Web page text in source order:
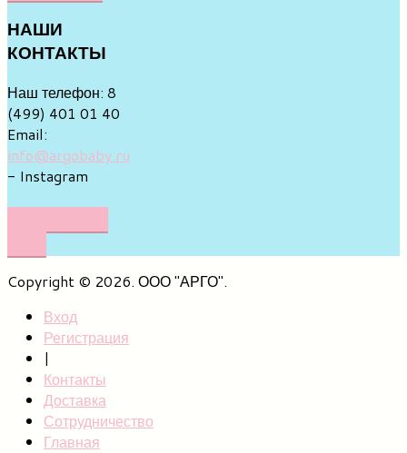
НАШИ
КОНТАКТЫ
Наш телефон: 8
(499) 401 01 40
Email:
info@argobaby.ru
- Instagram
Copyright © 2026. ООО "АРГО".
Вход
Регистрация
|
Контакты
Доставка
Сотрудничество
Главная